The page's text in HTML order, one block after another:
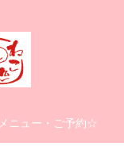
メニュー・ご予約☆